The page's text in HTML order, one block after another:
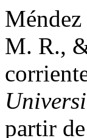
M. R.,
partir de